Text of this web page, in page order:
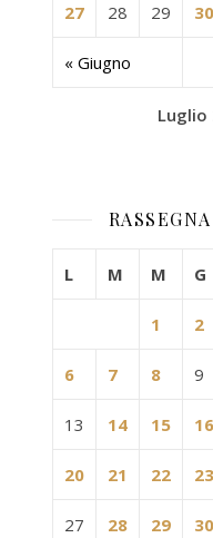
Luglio
« Giugno
27 28 29 30
L M M G
1 2
6 7 8 9
13 14 15 16
20 21 22 23
27 28 29 30